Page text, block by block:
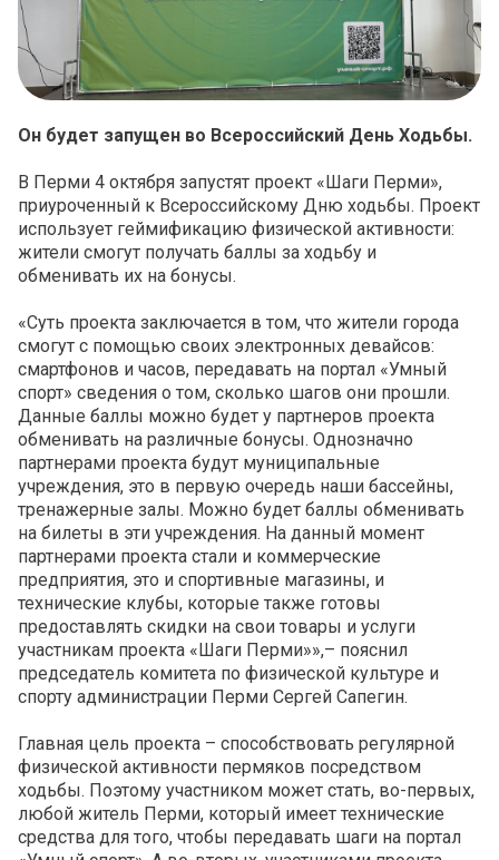
Он будет запущен во Всероссийский День Ходьбы.
В Перми 4 октября запустят проект «Шаги Перми»,
приуроченный к Всероссийскому Дню ходьбы. Проект
использует геймификацию физической активности:
жители смогут получать баллы за ходьбу и
обменивать их на бонусы.
«Суть проекта заключается в том, что жители города
смогут с помощью своих электронных девайсов:
смартфонов и часов, передавать на портал «Умный
спорт» сведения о том, сколько шагов они прошли.
Данные баллы можно будет у партнеров проекта
обменивать на различные бонусы. Однозначно
партнерами проекта будут муниципальные
учреждения, это в первую очередь наши бассейны,
тренажерные залы. Можно будет баллы обменивать
на билеты в эти учреждения. На данный момент
партнерами проекта стали и коммерческие
предприятия, это и спортивные магазины, и
технические клубы, которые также готовы
предоставлять скидки на свои товары и услуги
участникам проекта «Шаги Перми»»,– пояснил
председатель комитета по физической культуре и
спорту администрации Перми Сергей Сапегин.
Главная цель проекта – способствовать регулярной
физической активности пермяков посредством
ходьбы. Поэтому участником может стать, во-первых,
любой житель Перми, который имеет технические
средства для того, чтобы передавать шаги на портал